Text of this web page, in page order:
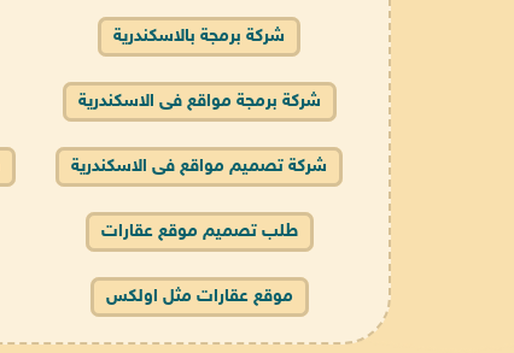
شركة برمجة بالاسكندرية
شركة برمجة مواقع فى الاسكندرية
شركة تصميم مواقع فى الاسكندرية
طلب تصميم موقع عقارات
موقع عقارات مثل اولكس